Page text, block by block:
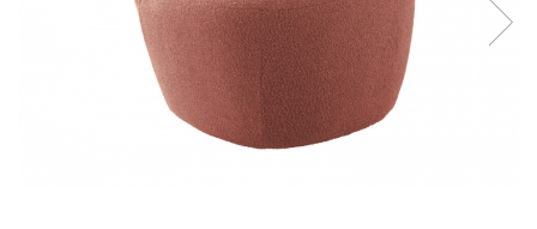
Scaune de bar / insula